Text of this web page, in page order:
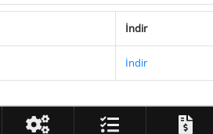
İndir
İndir